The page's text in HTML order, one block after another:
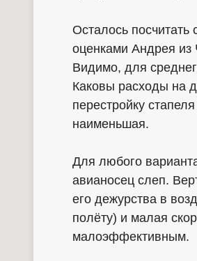
Осталось
оценками Андрея из
Видимо, для
Каковы расходы на
перестройку
наименьшая.
Для любого
авианосец слеп.
его дежурства в
полёту) и малая
малоэффективным.